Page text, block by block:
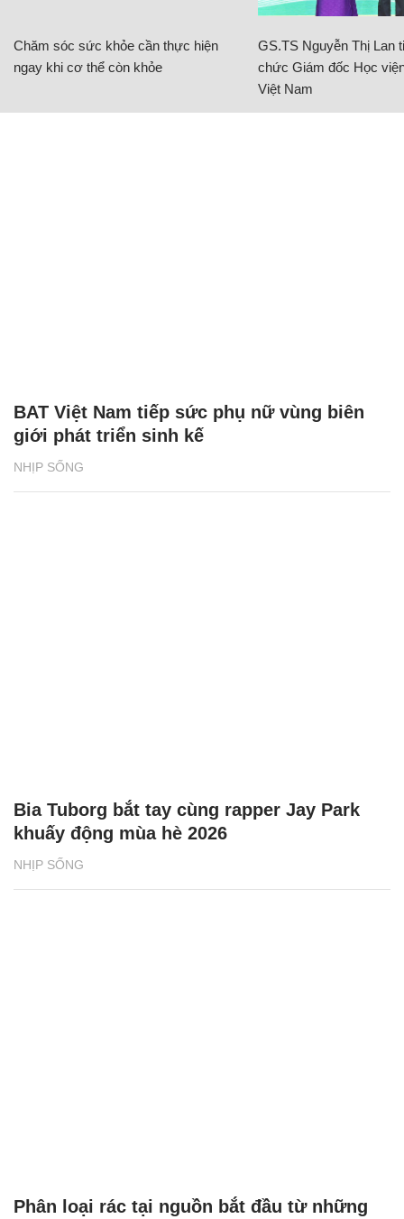
Chăm sóc sức khỏe cần thực hiện
ngay khi cơ thể còn khỏe
GS.TS Nguyễn Thị Lan
chức Giám đốc Học
Việt Nam
NHỊP SỐNG
BAT Việt Nam tiếp sức phụ nữ vùng biên
giới phát triển sinh kế
NHỊP SỐNG
Bia Tuborg bắt tay cùng rapper Jay Park
khuấy động mùa hè 2026
Phân loại rác tại nguồn bắt đầu từ những